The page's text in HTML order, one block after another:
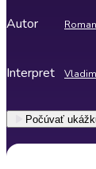
Autor
Interpret
Počúvať